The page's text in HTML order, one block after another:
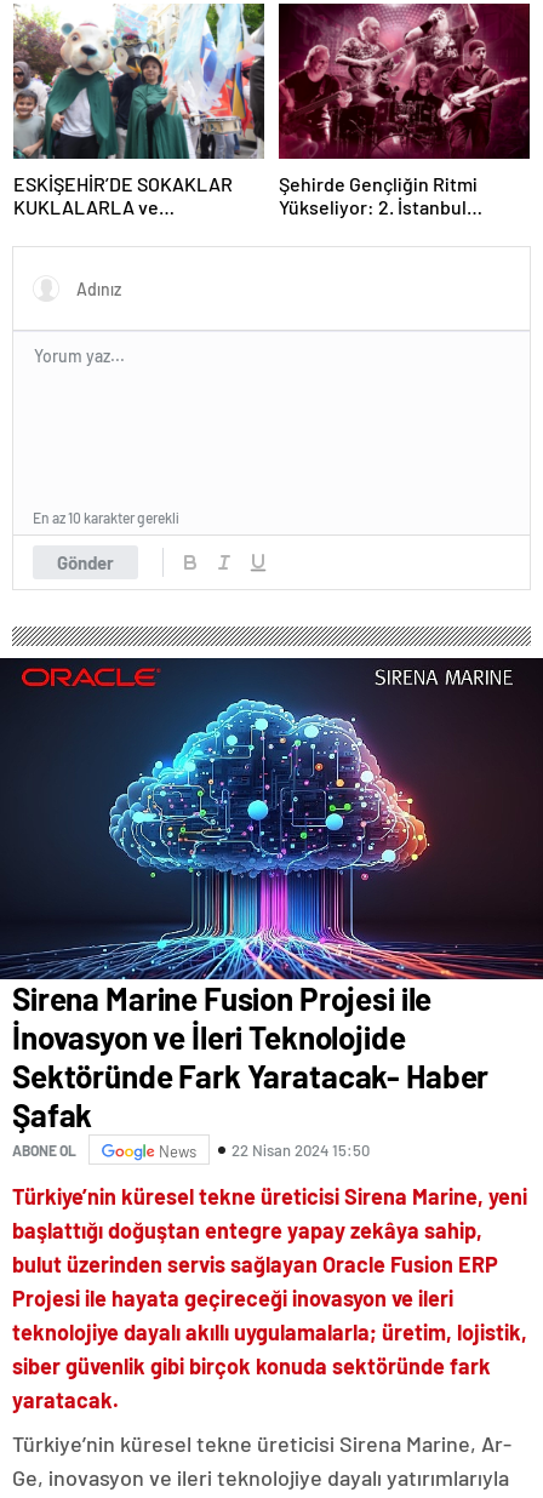
SAHNEDE!
ESKİŞEHİR’DE SOKAKLAR
KUKLALARLA ve
RENKLENİYOR!
Şehirde Gençliğin Ritmi
Yükseliyor: 2. İstanbul
Mayıs’ta Kentin Dört Bir
Gönder
En az 10 karakter gerekli
Sirena Marine Fusion Projesi ile
İnovasyon ve İleri Teknolojide
Sektöründe Fark Yaratacak- Haber
Şafak
ABONE OL News 22 Nisan 2024 15:50
Türkiye’nin küresel tekne üreticisi Sirena Marine, yeni
başlattığı doğuştan entegre yapay zekâya sahip,
bulut üzerinden servis sağlayan Oracle Fusion ERP
Projesi ile hayata geçireceği inovasyon ve ileri
teknolojiye dayalı akıllı uygulamalarla; üretim, lojistik,
siber güvenlik gibi birçok konuda sektöründe fark
yaratacak.
Türkiye’nin küresel tekne üreticisi Sirena Marine, Ar-
Ge, inovasyon ve ileri teknolojiye dayalı yatırımlarıyla